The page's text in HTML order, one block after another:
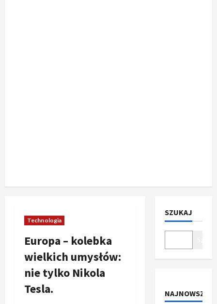
Technologia
Europa – kolebka
wielkich umysłów:
nie tylko Nikola
Tesla.
SZUKAJ
NAJNOWSZE